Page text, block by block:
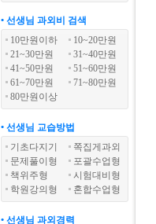
• 선생님 과외비 검색
10만원이하
10~20만원
21~30만원
31~40만원
41~50만원
51~60만원
61~70만원
71~80만원
80만원이상
• 선생님 교습방법
기초다지기
쪽집게과외
문제풀이형
포괄수업형
책위주형
시험대비형
학원강의형
혼합수업형
• 선생님 과외경력